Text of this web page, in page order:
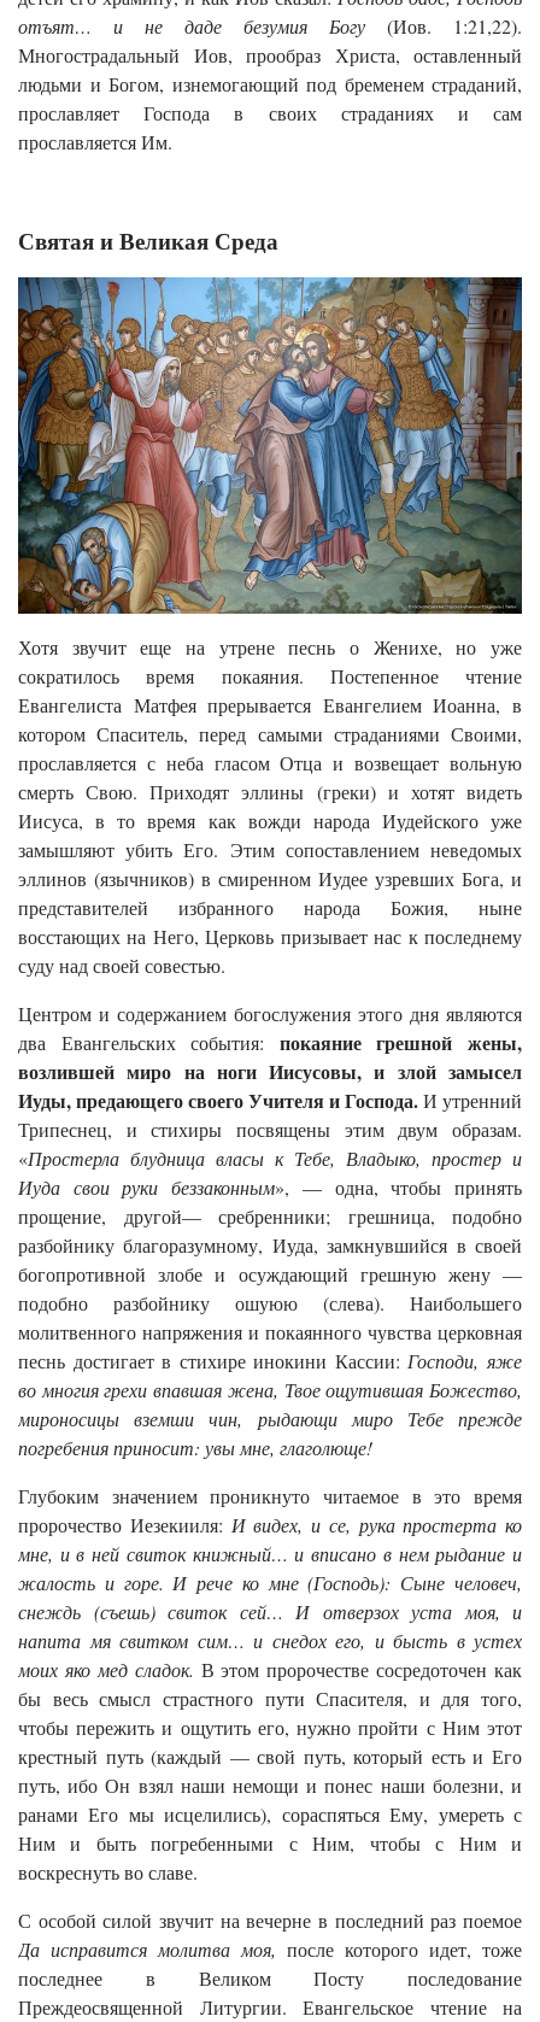
отъят… и не даде безумия Богу (Иов. 1:21,22).
Многострадальный Иов, прообраз Христа, оставленный
людьми и Богом, изнемогающий под бременем страданий,
прославляет Господа в своих страданиях и сам
прославляется Им.
Святая и Великая Среда
Хотя звучит еще на утрене песнь о Женихе, но уже
сократилось время покаяния. Постепенное чтение
Евангелиста Матфея прерывается Евангелием Иоанна, в
котором Спаситель, перед самыми страданиями Своими,
прославляется с неба гласом Отца и возвещает вольную
смерть Свою. Приходят эллины (греки) и хотят видеть
Иисуса, в то время как вожди народа Иудейского уже
замышляют убить Его. Этим сопоставлением неведомых
эллинов (язычников) в смиренном Иудее узревших Бога, и
представителей избранного народа Божия, ныне
восстающих на Него, Церковь призывает нас к последнему
суду над своей совестью.
Центром и содержанием богослужения этого дня являются
два Евангельских события: покаяние грешной жены,
возлившей миро на ноги Иисусовы, и злой замысел
Иуды, предающего своего Учителя и Господа.И утренний
Трипеснец, и стихиры посвящены этим двум образам.
«Простерла блудница власы к Тебе, Владыко, простер и
Иуда свои руки беззаконным», — одна, чтобы принять
прощение, другой— сребренники; грешница, подобно
разбойнику благоразумному, Иуда, замкнувшийся в своей
богопротивной злобе и осуждающий грешную жену —
подобно разбойнику ошуюю (слева). Наибольшего
молитвенного напряжения и покаянного чувства церковная
песнь достигает в стихире инокини Кассии: Господи, яже
во многия грехи впавшая жена, Твое ощутившая Божество,
мироносицы вземши чин, рыдающи миро Тебе прежде
погребения приносит: увы мне, глаголюще!
Глубоким значением проникнуто читаемое в это время
пророчество Иезекииля: И видех, и се, рука простерта ко
мне, и в ней свиток книжный… и вписано в нем рыдание и
жалость и горе. И рече ко мне (Господь): Сыне человеч,
снеждь (съешь) свиток сей… И отверзох уста моя, и
напита мя свитком сим… и снедох его, и бысть в устех
моих яко мед сладок. В этом пророчестве сосредоточен как
бы весь смысл страстного пути Спасителя, и для того,
чтобы пережить и ощутить его, нужно пройти с Ним этот
крестный путь (каждый — свой путь, который есть и Его
путь, ибо Он взял наши немощи и понес наши болезни, и
ранами Его мы исцелились), сораспяться Ему, умереть с
Ним и быть погребенными с Ним, чтобы с Ним и
воскреснуть во славе.
С особой силой звучит на вечерне в последний раз поемое
Да исправится молитва моя, после которого идет, тоже
последнее в Великом Посту последование
Преждеосвященной Литургии. Евангельское чтение на